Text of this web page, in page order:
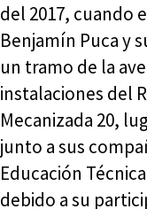
del 2017, cuando
Benjamín Puca y
un tramo de la
instalaciones del
Mecanizada 20,
junto a sus
Educación
debido a su